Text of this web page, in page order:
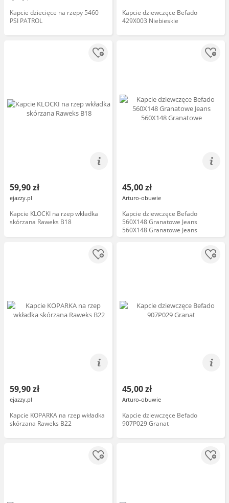
Kapcie dziecięce na rzepy 5460
PSI PATROL
Kapcie dziewczęce Befado
429X003 Niebieskie
59,90 zł
ejazzy.pl
Kapcie KLOCKI na rzep wkładka
skórzana Raweks B18
45,00 zł
Arturo-obuwie
Kapcie dziewczęce Befado
560X148 Granatowe Jeans
560X148 Granatowe Jeans
59,90 zł
ejazzy.pl
Kapcie KOPARKA na rzep wkładka
skórzana Raweks B22
45,00 zł
Arturo-obuwie
Kapcie dziewczęce Befado
907P029 Granat